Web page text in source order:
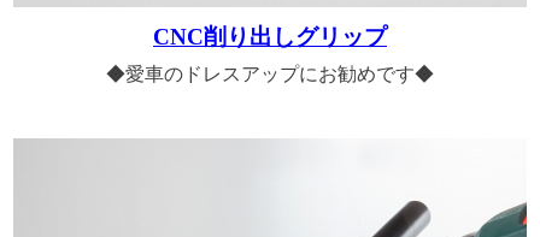
CNC削り出しグリップ
◆愛車のドレスアップにお勧めです◆